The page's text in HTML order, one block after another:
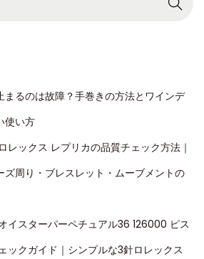
まるのは故障？手巻きの方法とワインデ
使い方
レックス レプリカの品質チェック方法｜
ズ周り・ブレスレット・ムーブメントの
イスターパーペチュアル36 126000 ピス
ックガイド｜シンプルな3針ロレックス